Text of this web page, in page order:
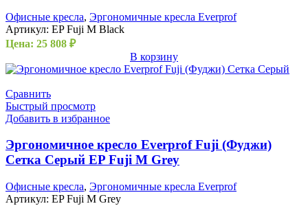
Офисные кресла, Эргономичные кресла Everprof
Артикул: EP Fuji M Black
Цена: 25 808 ₽
В корзину
Сравнить
Быстрый просмотр
Добавить в избранное
Эргономичное кресло Everprof Fuji (Фуджи)
Сетка Серый EP Fuji M Grey
Офисные кресла, Эргономичные кресла Everprof
Артикул: EP Fuji M Grey